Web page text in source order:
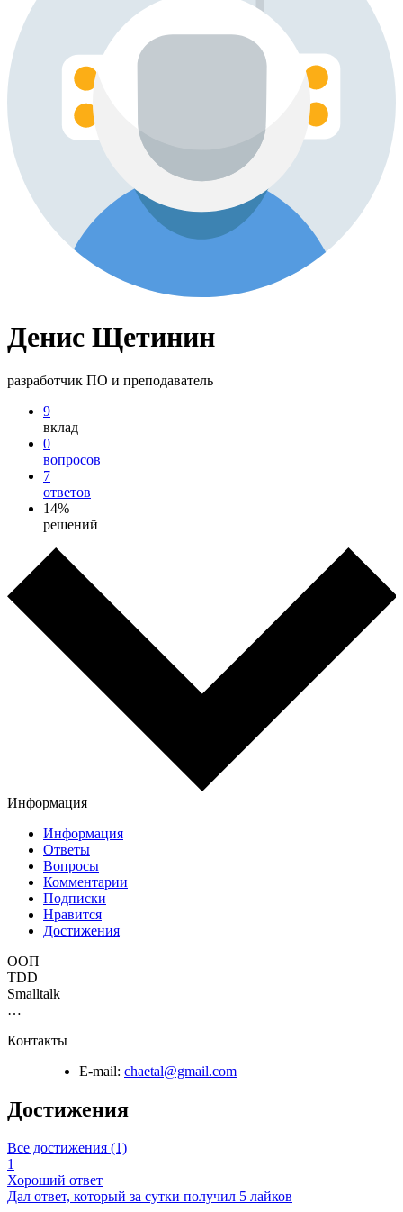
Денис Щетинин
разработчик ПО и преподаватель
9
вклад
0
вопросов
7
ответов
14%
решений
Информация
Информация
Ответы
Вопросы
Комментарии
Подписки
Нравится
Достижения
ООП
TDD
Smalltalk
…
Контакты
E-mail: chaetal@gmail.com
Достижения
Все достижения (1)
1
Хороший ответ
Дал ответ, который за сутки получил 5 лайков